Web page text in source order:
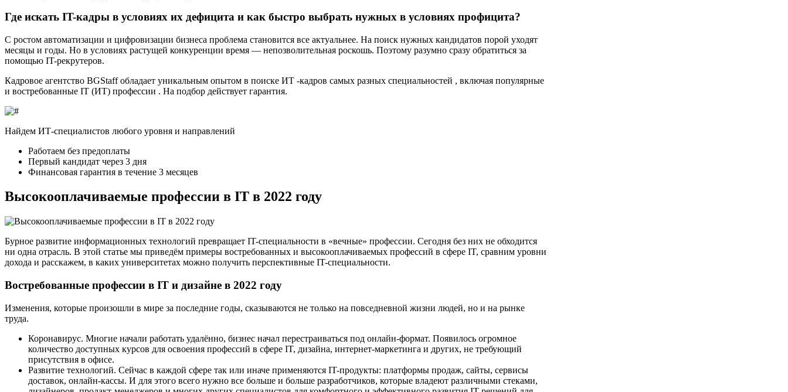
Где искать IT-кадры в условиях их дефицита и как быстро выбрать нужных в условиях профицита?
С ростом автоматизации и цифровизации бизнеса проблема становится все актуальнее. На поиск нужных кандидатов порой уходят
месяцы и годы. Но в условиях растущей конкуренции время — непозволительная роскошь. Поэтому разумно сразу обратиться за
помощью IT-рекрутеров.
Кадровое агентство BGStaff обладает уникальным опытом в поиске ИТ -кадров самых разных специальностей , включая популярные
и востребованные IT (ИТ) профессии . На подбор действует гарантия.
Найдем ИТ-специалистов любого уровня и направлений
Работаем без предоплаты
Первый кандидат через 3 дня
Финансовая гарантия в течение 3 месяцев
Высокооплачиваемые профессии в IT в 2022 году
Бурное развитие информационных технологий превращает IT-специальности в «вечные» профессии. Сегодня без них не обходится
ни одна отрасль. В этой статье мы приведём примеры востребованных и высокооплачиваемых профессий в сфере IT, сравним уровни
дохода и расскажем, в каких университетах можно получить перспективные IT-специальности.
Востребованные профессии в IT и дизайне в 2022 году
Изменения, которые произошли в мире за последние годы, сказываются не только на повседневной жизни людей, но и на рынке
труда.
Коронавирус. Многие начали работать удалённо, бизнес начал перестраиваться под онлайн-формат. Появилось огромное
количество доступных курсов для освоения профессий в сфере IT, дизайна, интернет-маркетинга и других, не требующий
присутствия в офисе.
Развитие технологий. Сейчас в каждой сфере так или иначе применяются IT-продукты: платформы продаж, сайты, сервисы
доставок, онлайн-кассы. И для этого всего нужно все больше и больше разработчиков, которые владеют различными стеками,